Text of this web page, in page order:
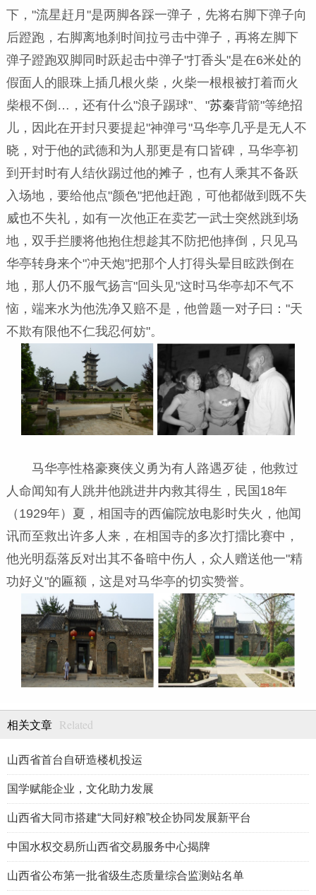
下， "流星赶月 "是两脚各踩一弹子，先将右脚下弹子向
后蹬跑，右脚离地刹时间拉弓击中弹子，再将左脚下
弹子蹬跑双脚同时跃起击中弹子"打香头"是在6米处的
假面人的眼珠上插几根火柴，火柴一根根被打着而火
柴根不倒…，还有什么"浪子踢球"、 "苏秦背箭"等绝招
儿，因此在开封只要提起"神弹弓"马华亭几乎是无人不
晓，对于他的武德和为人那更是有口皆碑，马华亭初
到开封时有人结伙踢过他的摊子，也有人乘其不备跃
入场地，要给他点"颜色"把他赶跑，可他都做到既不失
威也不失礼，如有一次他正在卖艺一武士突然跳到场
地，双手拦腰将他抱住想趁其不防把他摔倒，只见马
华亭转身来个"冲天炮"把那个人打得头晕目眩跌倒在
地，那人仍不服气扬言"回头见"这时马华亭却不气不
恼，端来水为他洗净又赔不是，他曾题一对子曰： "天
不欺有限他不仁我忍何妨"。
马华亭性格豪爽侠义勇为有人路遇歹徒，他救过
人命闻知有人跳井他跳进井内救其得生，民国 18年
（ 1929年）夏，相国寺的西偏院放电影时失火，他闻
讯而至救出许多人来，在相国寺的多次打擂比赛中，
他光明磊落反对出其不备暗中伤人，众人赠送他一"精
功好义"的匾额，这是对马华亭的切实赞誉。
相关文章 Related
山西省首台自研造楼机投运
国学赋能企业，文化助力发展
山西省大同市搭建“大同好粮”校企协同发展新平台
中国水权交易所山西省交易服务中心揭牌
山西省公布第一批省级生态质量综合监测站名单